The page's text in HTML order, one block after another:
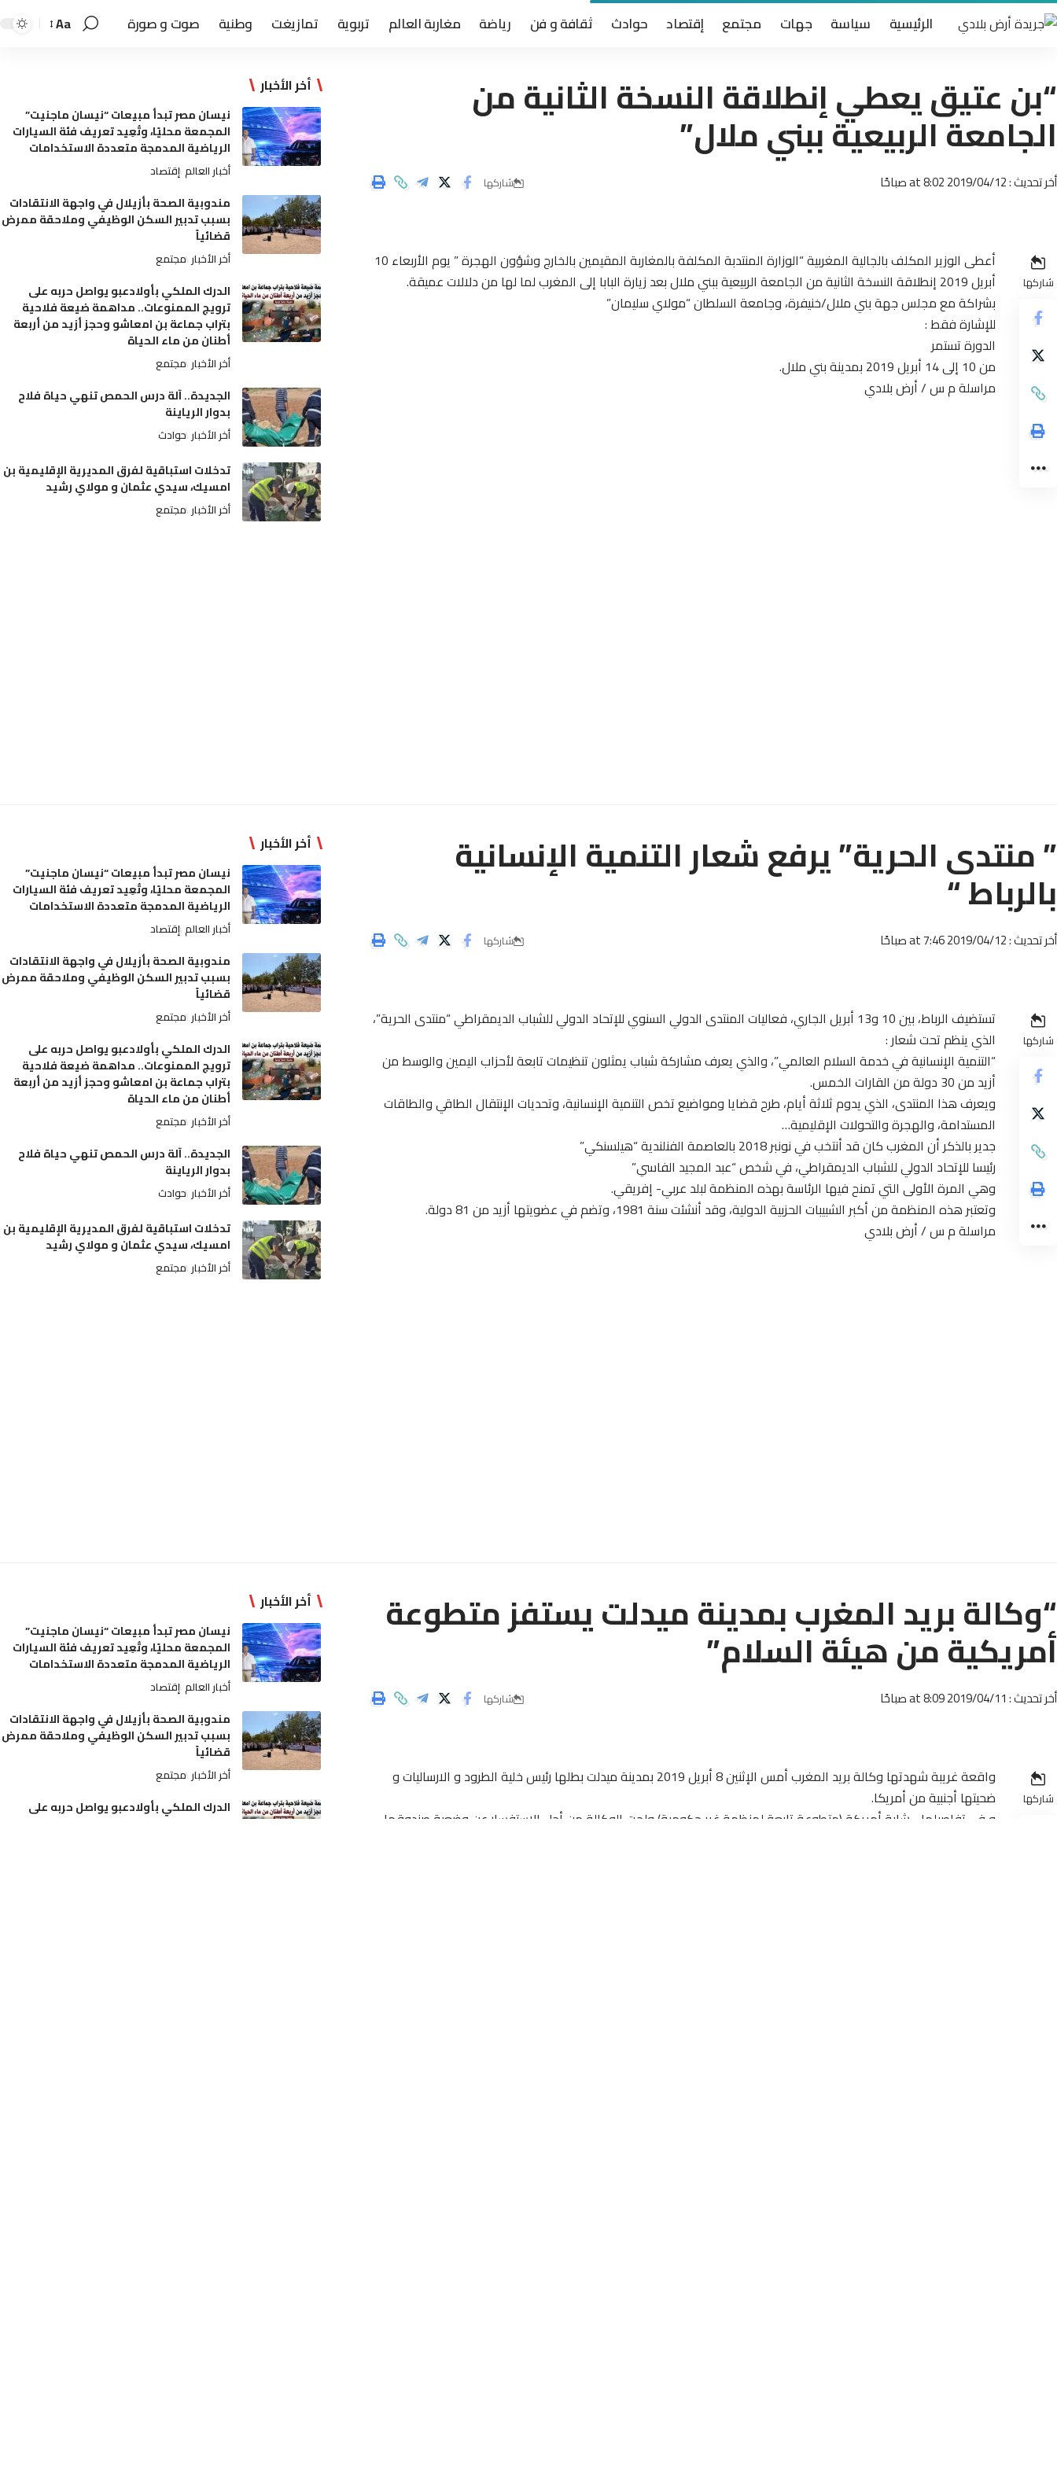
الرئيسية سياسة جهات مجتمع إقتصاد حوادث ثقافة و فن رياضة مغاربة العالم تربوية تمازيغت وطنية صوت و صورة Aa
“بن عتيق يعطي إنطلاقة النسخة الثانية من
الجامعة الربيعية ببني ملال”
أخر تحديث : 2019/04/12 at 8:02 صباحًا شاركها
شاركها
أعطى الوزير المكلف بالجالية المغربية “الوزارة المنتدبة المكلفة بالمغاربة المقيمين بالخارج وشؤون الهجرة ” يوم الأربعاء 10
أبريل 2019 إنطلاقة النسخة الثانية من الجامعة الربيعية ببني ملال بعد زيارة البابا إلى المغرب لما لها من دلالات عميقة.
بشراكة مع مجلس جهة بني ملال/خنيفرة، وجامعة السلطان “مولاي سليمان”
للإشارة فقط :
الدورة تستمر
من 10 إلى 14 أبريل 2019 بمدينة بني ملال.
مراسلة م س / أرض بلادي
أخر الأخبار
نيسان مصر تبدأ مبيعات “نيسان ماجنيت”
المجمعة محليًا، وتُعِيد تعريف فئة السيارات
الرياضية المدمجة متعددة الاستخدامات
أخبار العالم إقتصاد
مندوبية الصحة بأزيلال في واجهة الانتقادات
بسبب تدبير السكن الوظيفي وملاحقة ممرض
قضائياً
أخر الأخبار مجتمع
الدرك الملكي بأولادعبو يواصل حربه على
ترويج الممنوعات.. مداهمة ضيعة فلاحية
بتراب جماعة بن امعاشو وحجز أزيد من أربعة
أطنان من ماء الحياة
أخر الأخبار مجتمع
الجديدة.. آلة درس الحمص تنهي حياة فلاح
بدوار الرياينة
أخر الأخبار حوادث
تدخلات استباقية لفرق المديرية الإقليمية بن
امسيك، سيدي عثمان و مولاي رشيد
أخر الأخبار مجتمع
” منتدى الحرية” يرفع شعار التنمية الإنسانية
بالرباط “
أخر تحديث : 2019/04/12 at 7:46 صباحًا شاركها
شاركها
تستضيف الرباط، بين 10 و13 أبريل الجاري، فعاليات المنتدى الدولي السنوي للإتحاد الدولي للشباب الديمقراطي “منتدى الحرية”،
الذي ينظم تحت شعار :
“التنمية الإنسانية في خدمة السلام العالمي”، والذي يعرف مشاركة شباب يمثلون تنظيمات تابعة لأحزاب اليمين والوسط من
أزيد من 30 دولة من القارات الخمس.
ويعرف هذا المنتدى، الذي يدوم ثلاثة أيام، طرح قضايا ومواضيع تخص التنمية الإنسانية، وتحديات الإنتقال الطاقي والطاقات
المستدامة، والهجرة والتحولات الإقليمية…
جدير بالذكر أن المغرب كان قد أنتخب في نونبر 2018 بالعاصمة الفنلندية “هيلسنكي”
رئيسا للإتحاد الدولي للشباب الديمقراطي، في شخص “عبد المجيد الفاسي”
وهي المرة الأولى التي تمنح فيها الرئاسة بهذه المنظمة لبلد عربي- إفريقي.
وتعتبر هذه المنظمة من أكبر الشبيبات الحزبية الدولية، وقد أنشئت سنة 1981، وتضم في عضويتها أزيد من 81 دولة.
مراسلة م س / أرض بلادي
أخر الأخبار
نيسان مصر تبدأ مبيعات “نيسان ماجنيت”
المجمعة محليًا، وتُعِيد تعريف فئة السيارات
الرياضية المدمجة متعددة الاستخدامات
أخبار العالم إقتصاد
مندوبية الصحة بأزيلال في واجهة الانتقادات
بسبب تدبير السكن الوظيفي وملاحقة ممرض
قضائياً
أخر الأخبار مجتمع
الدرك الملكي بأولادعبو يواصل حربه على
ترويج الممنوعات.. مداهمة ضيعة فلاحية
بتراب جماعة بن امعاشو وحجز أزيد من أربعة
أطنان من ماء الحياة
أخر الأخبار مجتمع
الجديدة.. آلة درس الحمص تنهي حياة فلاح
بدوار الرياينة
أخر الأخبار حوادث
تدخلات استباقية لفرق المديرية الإقليمية بن
امسيك، سيدي عثمان و مولاي رشيد
أخر الأخبار مجتمع
“وكالة بريد المغرب بمدينة ميدلت يستفز متطوعة
أمريكية من هيئة السلام”
أخر تحديث : 2019/04/11 at 8:09 صباحًا شاركها
شاركها
واقعة غريبة شهدتها وكالة بريد المغرب أمس الإثنين 8 أبريل 2019 بمدينة ميدلت بطلها رئيس خلية الطرود و الارساليات و
ضحيتها أجنبية من أمريكا.
و في تفاصيلها .. شابة أمريكة (متطوعة تابعة لمنظمة غير حكومية) ولجت الوكالة من أجل الاستفسار عن وضعية صندوقها
أخر الأخبار
نيسان مصر تبدأ مبيعات “نيسان ماجنيت”
المجمعة محليًا، وتُعِيد تعريف فئة السيارات
الرياضية المدمجة متعددة الاستخدامات
أخبار العالم إقتصاد
مندوبية الصحة بأزيلال في واجهة الانتقادات
بسبب تدبير السكن الوظيفي وملاحقة ممرض
قضائياً
أخر الأخبار مجتمع
الدرك الملكي بأولادعبو يواصل حربه على
ترويج الممنوعات.. مداهمة ضيعة فلاحية